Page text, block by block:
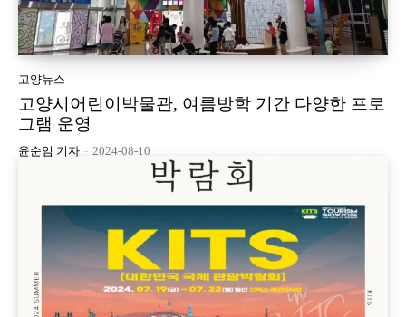
고양뉴스
고양시어린이박물관, 여름방학 기간 다양한 프로
그램 운영
윤순임 기자 - 2024-08-10